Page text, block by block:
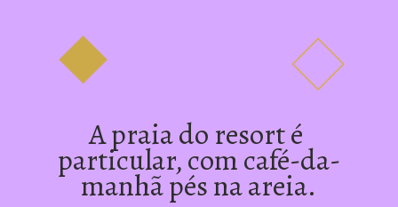
A praia do resort é
particular, com café-da-
manhã pés na areia.